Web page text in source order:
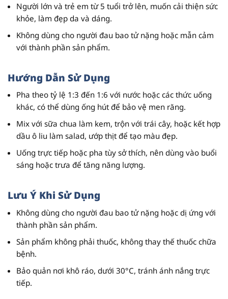
Người lớn và trẻ em từ 5 tuổi trở lên, muốn cải thiện sức
khỏe, làm đẹp da và dáng.
Không dùng cho người đau bao tử nặng hoặc mẫn cảm
với thành phần sản phẩm.
Hướng Dẫn Sử Dụng
Pha theo tỷ lệ 1:3 đến 1:6 với nước hoặc các thức uống
khác, có thể dùng ống hút để bảo vệ men răng.
Mix với sữa chua làm kem, trộn với trái cây, hoặc kết hợp
dầu ô liu làm salad, ướp thịt để tạo màu đẹp.
Uống trực tiếp hoặc pha tùy sở thích, nên dùng vào buổi
sáng hoặc trưa để tăng năng lượng.
Lưu Ý Khi Sử Dụng
Không dùng cho người đau bao tử nặng hoặc dị ứng với
thành phần sản phẩm.
Sản phẩm không phải thuốc, không thay thế thuốc chữa
bệnh.
Bảo quản nơi khô ráo, dưới 30°C, tránh ánh nắng trực
tiếp.